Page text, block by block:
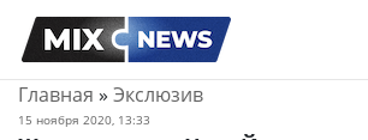
Главная » Экслюзив
15 ноября 2020, 13:33